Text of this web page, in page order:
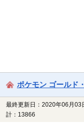
ポケモン ゴールド
最終更新日：2020年06月03
計：13866